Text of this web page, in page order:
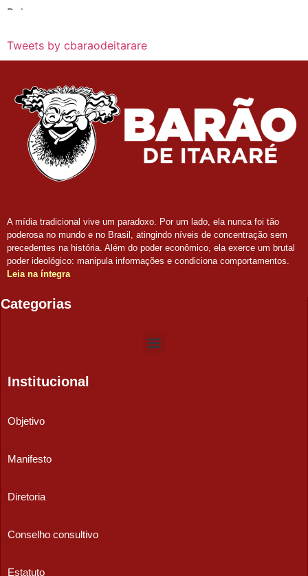
Tweets by cbaraodeitarare
A mídia tradicional vive um paradoxo. Por um lado, ela nunca foi tão
poderosa no mundo e no Brasil, atingindo níveis de concentração sem
precedentes na história. Além do poder econômico, ela exerce um brutal
poder ideológico: manipula informações e condiciona comportamentos.
Leia na íntegra
Categorias
Institucional
Objetivo
Manifesto
Diretoria
Conselho consultivo
Estatuto